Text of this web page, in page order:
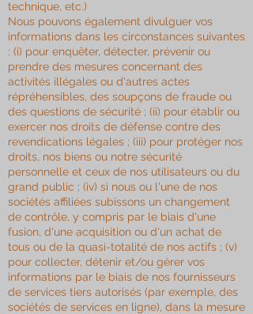
technique, etc.)
Nous pouvons également divulguer vos
informations dans les circonstances suivantes
: (i) pour enquêter, détecter, prévenir ou
prendre des mesures concernant des
activités illégales ou d'autres actes
répréhensibles, des soupçons de fraude ou
des questions de sécurité ; (ii) pour établir ou
exercer nos droits de défense contre des
revendications légales ; (iii) pour protéger nos
droits, nos biens ou notre sécurité
personnelle et ceux de nos utilisateurs ou du
grand public ; (iv) si nous ou l'une de nos
sociétés affiliées subissons un changement
de contrôle, y compris par le biais d'une
fusion, d'une acquisition ou d'un achat de
tous ou de la quasi-totalité de nos actifs ; (v)
pour collecter, détenir et/ou gérer vos
informations par le biais de nos fournisseurs
de services tiers autorisés (par exemple, des
sociétés de services en ligne), dans la mesure